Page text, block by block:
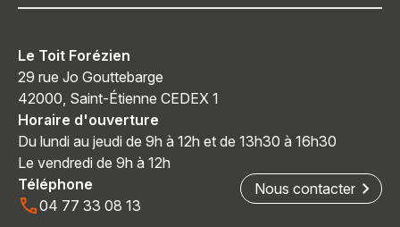
Le Toit Forézien
29 rue Jo Gouttebarge
42000, Saint-Étienne CEDEX 1
Horaire d'ouverture
Du lundi au jeudi de 9h à 12h et de 13h30 à 16h30
Le vendredi de 9h à 12h
Téléphone
04 77 33 08 13
Nous contacter